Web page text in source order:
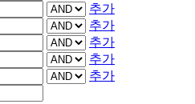
추가
추가
추가
추가
추가